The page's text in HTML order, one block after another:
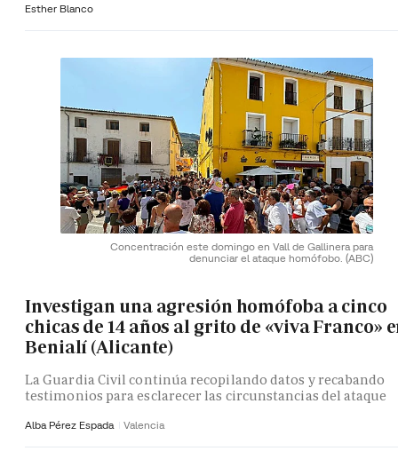
Esther Blanco
Concentración este domingo en Vall de Gallinera para
denunciar el ataque homófobo. (ABC)
Investigan una agresión homófoba a cinco
chicas de 14 años al grito de «viva Franco»
Benialí (Alicante)
La Guardia Civil continúa recopilando datos y recabando
testimonios para esclarecer las circunstancias del ataque
Alba Pérez Espada Valencia